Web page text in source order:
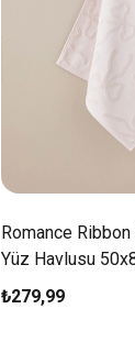
Romance
Yüz Havlusu
₺279,99